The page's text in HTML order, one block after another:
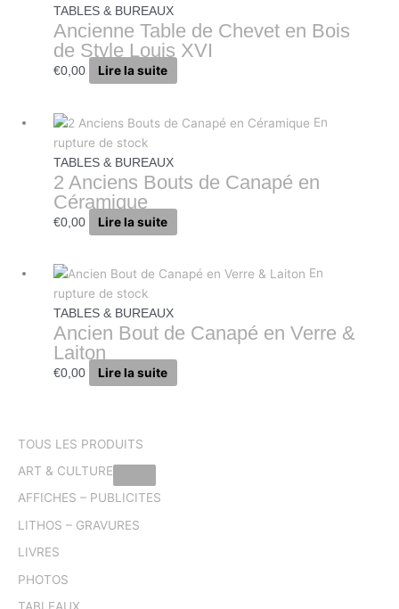
TABLES & BUREAUX
Ancienne Table de Chevet en Bois
de Style Louis XVI
€0,00 Lire la suite
En
rupture de stock
TABLES & BUREAUX
2 Anciens Bouts de Canapé en
Céramique
€0,00 Lire la suite
En
rupture de stock
TABLES & BUREAUX
Ancien Bout de Canapé en Verre &
Laiton
€0,00 Lire la suite
TOUS LES PRODUITS
ART & CULTURE
AFFICHES – PUBLICITES
LITHOS – GRAVURES
LIVRES
PHOTOS